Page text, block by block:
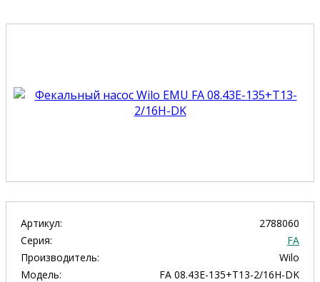
Артикул:
2788060
Серия:
FA
Производитель:
Wilo
Модель:
FA 08.43E-135+T13-2/16H-DK